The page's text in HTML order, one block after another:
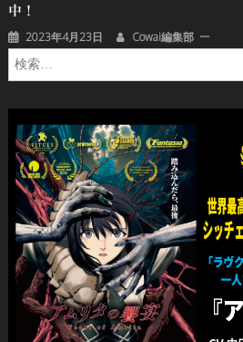
中！
2023年4月23日 Cowai編集部